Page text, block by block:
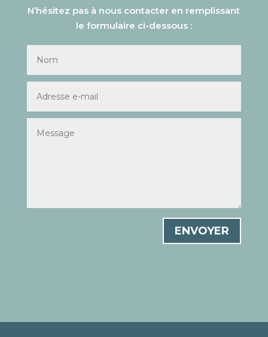
N’hésitez pas à nous contacter en remplissant
le formulaire ci-dessous :
ENVOYER